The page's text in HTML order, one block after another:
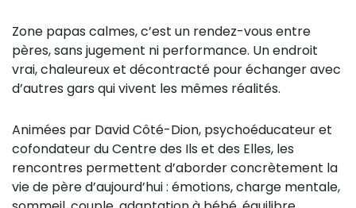
Zone papas calmes, c’est un rendez-vous entre
pères, sans jugement ni performance. Un endroit
vrai, chaleureux et décontracté pour échanger avec
d’autres gars qui vivent les mêmes réalités.
Animées par David Côté-Dion, psychoéducateur et
cofondateur du Centre des Ils et des Elles, les
rencontres permettent d’aborder concrètement la
vie de père d’aujourd’hui : émotions, charge mentale,